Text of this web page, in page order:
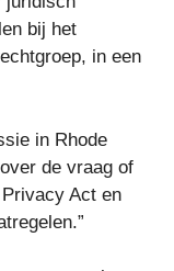
bij het
in een
in Rhode
de vraag of
Act en